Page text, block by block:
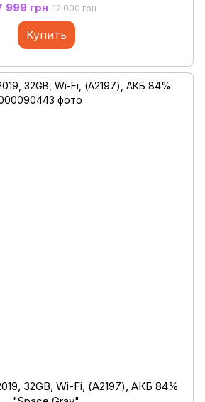
999 грн 12 000 грн
Купить
32GB, Wi-Fi, (А2197), АКБ 84%